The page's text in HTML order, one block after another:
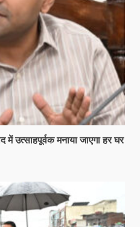
मनाया जाएगा हर घर